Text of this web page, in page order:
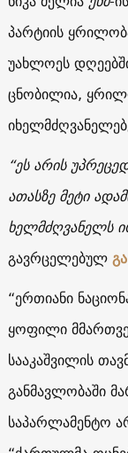
პარტიის
უახლოეს
ცნობილია,
“ეს არის
ათასზე მეტი
ხელმძღვანელს
გავრცელებულ
“ერთიანი
ყოფილი
სააკაშვილის
განმავლობაში
საპარლამენტო